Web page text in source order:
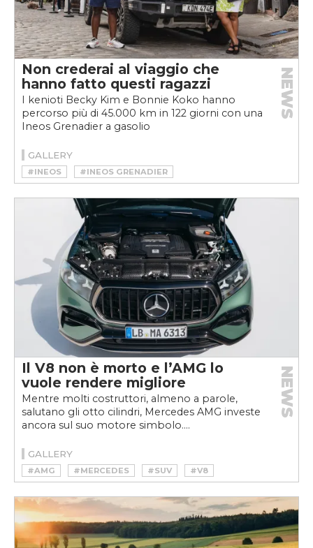
Non crederai al viaggio che
hanno fatto questi ragazzi
I kenioti Becky Kim e Bonnie Koko hanno
percorso più di 45.000 km in 122 giorni con una
Ineos Grenadier a gasolio
NEWS
GALLERY
#INEOS #INEOS GRENADIER
Il V8 non è morto e l’AMG lo
vuole rendere migliore
Mentre molti costruttori, almeno a parole,
salutano gli otto cilindri, Mercedes AMG investe
ancora sul suo motore simbolo....
NEWS
GALLERY
#AMG #MERCEDES #SUV #V8